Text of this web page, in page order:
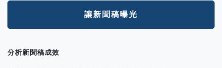
讓新聞稿曝光
分析新聞稿成效